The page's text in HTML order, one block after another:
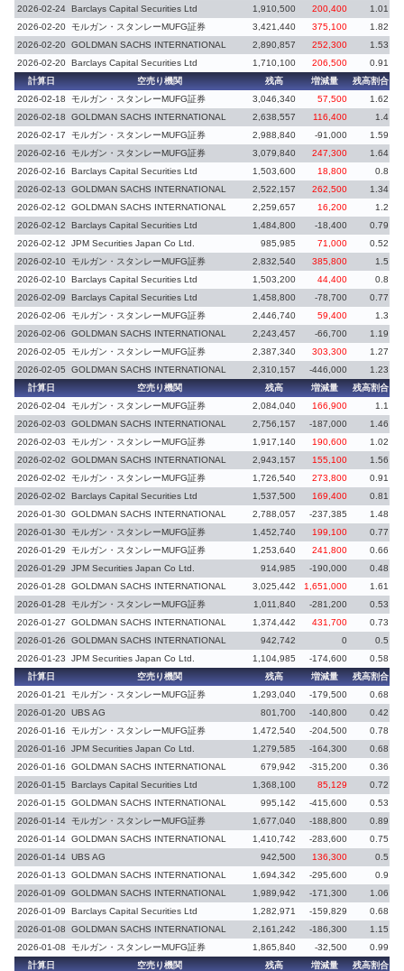
2026-02-24 Barclays Capital Securities Ltd 1,910,500 200,400
1.01
2026-02-20 モルガン・スタンレーMUFG証券 3,421,440 375,100
1.82
2026-02-20 GOLDMAN SACHS INTERNATIONAL 2,890,857 252,300 1.53
2026-02-20 Barclays Capital Securities Ltd 1,710,100 206,500 0.91
計算日
空売り機関 残高 増減量 残高割合
2026-02-18
モルガン・スタンレーMUFG証券 3,046,340 57,500 1.62
2026-02-18
GOLDMAN SACHS INTERNATIONAL 2,638,557 116,400 1.4
2026-02-17
モルガン・スタンレーMUFG証券 2,988,840 -91,000 1.59
2026-02-16
モルガン・スタンレーMUFG証券 3,079,840 247,300 1.64
2026-02-16
Barclays Capital Securities Ltd 1,503,600 18,800 0.8
2026-02-13
GOLDMAN SACHS INTERNATIONAL 2,522,157 262,500 1.34
2026-02-12
GOLDMAN SACHS INTERNATIONAL 2,259,657 16,200 1.2
2026-02-12
Barclays Capital Securities Ltd 1,484,800 -18,400 0.79
2026-02-12
JPM Securities Japan Co Ltd. 985,985 71,000 0.52
2026-02-10 モルガン・スタンレーMUFG証券 2,832,540 385,800
1.5
2026-02-10 Barclays Capital Securities Ltd 1,503,200 44,400 0.8
2026-02-09
Barclays Capital Securities Ltd 1,458,800 -78,700 0.77
2026-02-06
モルガン・スタンレーMUFG証券 2,446,740 59,400 1.3
2026-02-06
GOLDMAN SACHS INTERNATIONAL 2,243,457 -66,700 1.19
2026-02-05
モルガン・スタンレーMUFG証券 2,387,340 303,300 1.27
2026-02-05
GOLDMAN SACHS INTERNATIONAL 2,310,157 -446,000 1.23
計算日
空売り機関 残高 増減量 残高割合
2026-02-04 モルガン・スタンレーMUFG証券 2,084,040 166,900 1.1
2026-02-03
GOLDMAN SACHS INTERNATIONAL 2,756,157 -187,000
1.46
2026-02-03
モルガン・スタンレーMUFG証券 1,917,140 190,600 1.02
2026-02-02
GOLDMAN SACHS INTERNATIONAL 2,943,157 155,100 1.56
2026-02-02
モルガン・スタンレーMUFG証券 1,726,540 273,800 0.91
2026-02-02
Barclays Capital Securities Ltd 1,537,500 169,400 0.81
2026-01-30 GOLDMAN SACHS INTERNATIONAL 2,788,057 -237,385 1.48
2026-01-30 モルガン・スタンレーMUFG証券 1,452,740 199,100 0.77
2026-01-29
モルガン・スタンレーMUFG証券 1,253,640 241,800 0.66
2026-01-29
JPM Securities Japan Co Ltd. 914,985 -190,000
0.48
2026-01-28
GOLDMAN SACHS INTERNATIONAL 3,025,442 1,651,000 1.61
2026-01-28
モルガン・スタンレーMUFG証券 1,011,840 -281,200 0.53
2026-01-27
GOLDMAN SACHS INTERNATIONAL 1,374,442 431,700 0.73
2026-01-26
GOLDMAN SACHS INTERNATIONAL 942,742 0
0.5
2026-01-23
JPM Securities Japan Co Ltd. 1,104,985 -174,600
0.58
計算日
空売り機関 残高 増減量 残高割合
2026-01-21
モルガン・スタンレーMUFG証券 1,293,040 -179,500
0.68
2026-01-20 UBS AG 801,700 -140,800 0.42
2026-01-16
モルガン・スタンレーMUFG証券 1,472,540 -204,500 0.78
2026-01-16
JPM Securities Japan Co Ltd. 1,279,585 -164,300 0.68
2026-01-16
GOLDMAN SACHS INTERNATIONAL 679,942 -315,200 0.36
2026-01-15
Barclays Capital Securities Ltd 1,368,100 85,129 0.72
2026-01-15
GOLDMAN SACHS INTERNATIONAL 995,142 -415,600 0.53
2026-01-14 モルガン・スタンレーMUFG証券 1,677,040 -188,800
0.89
2026-01-14 GOLDMAN SACHS INTERNATIONAL 1,410,742 -283,600 0.75
2026-01-14 UBS AG 942,500 136,300 0.5
2026-01-13
GOLDMAN SACHS INTERNATIONAL 1,694,342 -295,600 0.9
2026-01-09
GOLDMAN SACHS INTERNATIONAL 1,989,942 -171,300 1.06
2026-01-09
Barclays Capital Securities Ltd 1,282,971 -159,829 0.68
2026-01-08
GOLDMAN SACHS INTERNATIONAL 2,161,242 -186,300
1.15
2026-01-08
モルガン・スタンレーMUFG証券 1,865,840 -32,500 0.99
計算日
空売り機関 残高 増減量 残高割合